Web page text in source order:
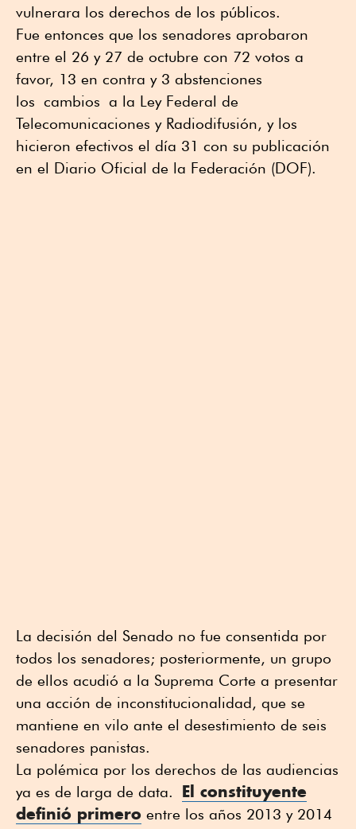
vulnerara los derechos de los públicos.
Fue entonces que los senadores aprobaron
entre el 26 y 27 de octubre con 72 votos a
favor, 13 en contra y 3 abstenciones
los cambios a la Ley Federal de
Telecomunicaciones y Radiodifusión, y los
hicieron efectivos el día 31 con su publicación
en el Diario Oficial de la Federación (DOF).
La decisión del Senado no fue consentida por
todos los senadores; posteriormente, un grupo
de ellos acudió a la Suprema Corte a presentar
una acción de inconstitucionalidad, que se
mantiene en vilo ante el desestimiento de seis
senadores panistas.
La polémica por los derechos de las audiencias
ya es de larga de data. El constituyente
definió primero entre los años 2013 y 2014